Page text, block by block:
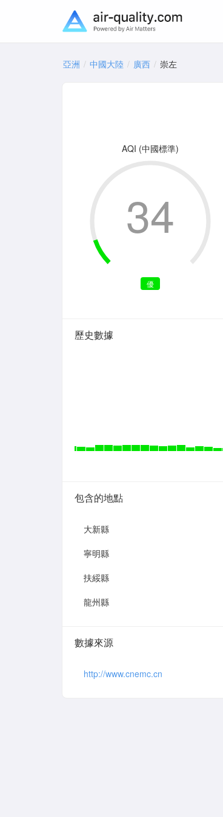
亞洲 中國大陸 廣西 崇左
AQI (中國標準)
優
34
歷史數據
包含的地點
大新縣
寧明縣
扶綏縣
龍州縣
數據來源
http://www.cnemc.cn